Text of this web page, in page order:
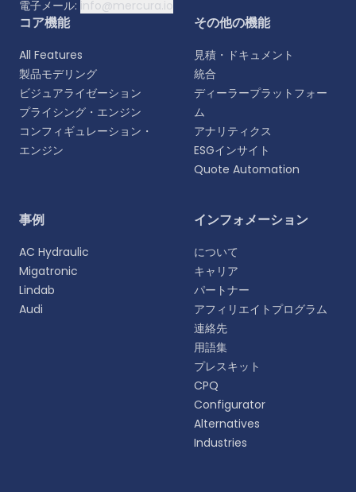
言語を選択
語をお選びください。
電子メール: info@mercura.io
コア機能
All Features
製品モデリング
ビジュアライゼーション
プライシング・エンジン
コンフィギュレーション・
エンジン
その他の機能
見積・ドキュメント
統合
ディーラープラットフォー
ム
アナリティクス
ESGインサイト
Quote Automation
事例
AC Hydraulic
Migatronic
Lindab
Audi
インフォメーション
について
キャリア
パートナー
アフィリエイトプログラム
連絡先
用語集
プレスキット
CPQ
Configurator
Alternatives
Industries